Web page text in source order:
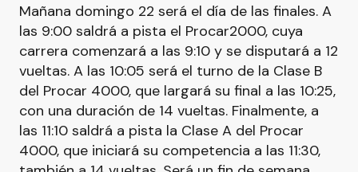
Mañana domingo 22 será el día de las finales. A
las 9:00 saldrá a pista el Procar2000, cuya
carrera comenzará a las 9:10 y se disputará a 12
vueltas. A las 10:05 será el turno de la Clase B
del Procar 4000, que largará su final a las 10:25,
con una duración de 14 vueltas. Finalmente, a
las 11:10 saldrá a pista la Clase A del Procar
4000, que iniciará su competencia a las 11:30,